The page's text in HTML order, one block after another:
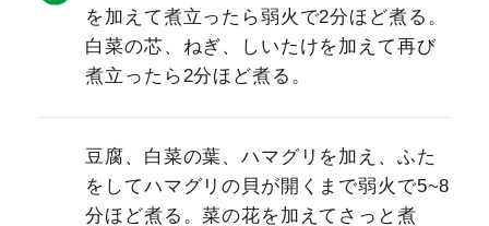
を加えて煮立ったら弱火で2分ほど煮る。
白菜の芯、ねぎ、しいたけを加えて再び
煮立ったら2分ほど煮る。
豆腐、白菜の葉、ハマグリを加え、ふた
をしてハマグリの貝が開くまで弱火で5~8
分ほど煮る。菜の花を加えてさっと煮